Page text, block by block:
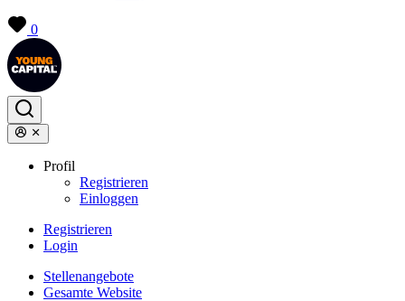
0
Profil
Registrieren
Einloggen
Registrieren
Login
Stellenangebote
Gesamte Website